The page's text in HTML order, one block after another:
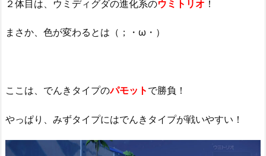
２体目は、ウミディグダの進化系のウミトリオ ！
まさか、色が変わるとは（；・ω・）
ここは、でんきタイプのパモット で勝負！
やっぱり、みずタイプにはでんきタイプが戦いやすい！